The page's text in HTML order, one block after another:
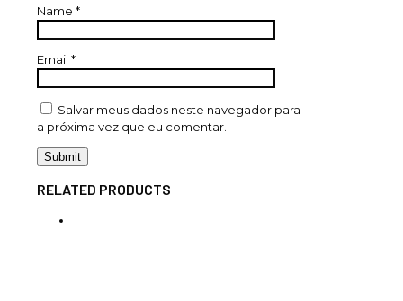
Name *
Email *
Salvar meus dados neste navegador para
a próxima vez que eu comentar.
RELATED PRODUCTS